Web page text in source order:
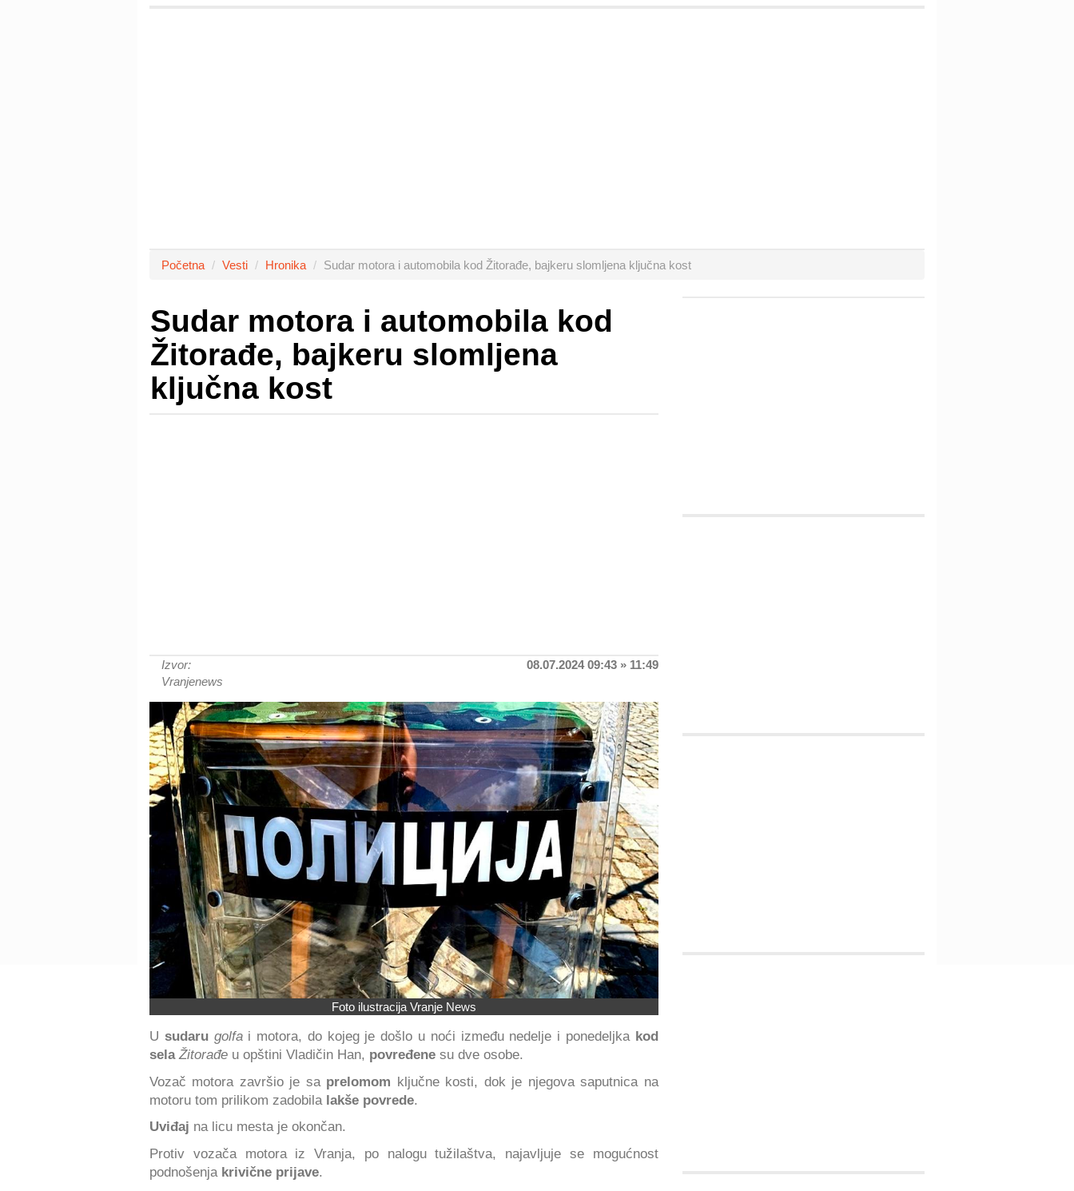
Početna Vesti Hronika Sudar motora i automobila kod Žitorađe, bajkeru slomljena ključna kost
Sudar motora i automobila kod
Žitorađe, bajkeru slomljena
ključna kost
Izvor:
Vranjenews
08.07.2024 09:43 » 11:49
Foto ilustracija Vranje News
U sudaru golfai motora, do kojeg je došlo u noći između nedelje i ponedeljka kod
sela Žitorađe u opštini Vladičin Han, povređene su dve osobe.
Vozač motora završio je sa prelomom ključne kosti, dok je njegova saputnica na
motoru tom prilikom zadobila lakše povrede.
Uviđaj na licu mesta je okončan.
Protiv vozača motora iz Vranja, po nalogu tužilaštva, najavljuje se mogućnost
podnošenja krivične prijave.